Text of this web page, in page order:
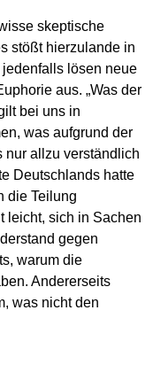
skeptische
stößt hierzulande in
lösen neue
aus. „Was der
bei uns in
was aufgrund der
nur allzu verständlich
Deutschlands hatte
die Teilung
leicht, sich in Sachen
gegen
warum die
Andererseits
was nicht den